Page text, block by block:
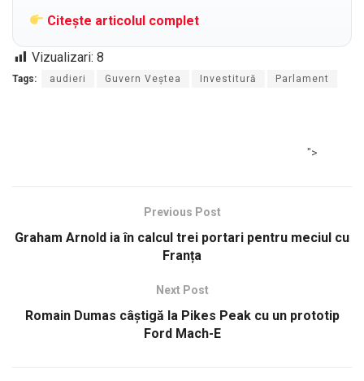
Citește articolul complet
Vizualizari: 8
Tags: audieri Guvern Veștea Investitură Parlament
">
Previous Post
Graham Arnold ia în calcul trei portari pentru meciul cu
Franța
Next Post
Romain Dumas câștigă la Pikes Peak cu un prototip
Ford Mach-E